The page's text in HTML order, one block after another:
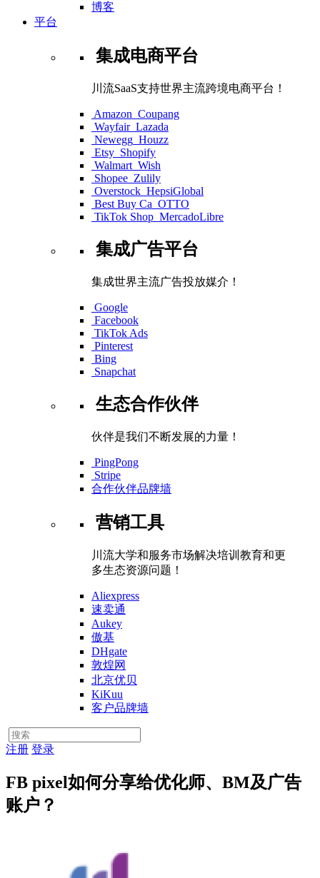
博客
平台
集成电商平台
川流SaaS支持世界主流跨境电商平台！
Amazon Coupang
Wayfair Lazada
Newegg Houzz
Etsy Shopify
Walmart Wish
Shopee Zulily
Overstock HepsiGlobal
Best Buy Ca OTTO
TikTok Shop MercadoLibre
集成广告平台
集成世界主流广告投放媒介！
Google
Facebook
TikTok Ads
Pinterest
Bing
Snapchat
生态合作伙伴
伙伴是我们不断发展的力量！
PingPong
Stripe
合作伙伴品牌墙
营销工具
川流大学和服务市场解决培训教育和更
多生态资源问题！
Aliexpress
速卖通
Aukey
傲基
DHgate
敦煌网
北京优贝
KiKuu
客户品牌墙
注册 登录
FB pixel如何分享给优化师、BM及广告
账户？